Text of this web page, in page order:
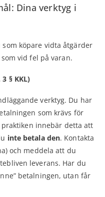
Dina verktyg i
köpare vidta åtgärder
vid fel på varan.
§ KKL)
verktyg. Du har
som krävs för
innebär detta att
inte betala den. Kontakta
och meddela att du
leverans. Har du
betalningen, utan får